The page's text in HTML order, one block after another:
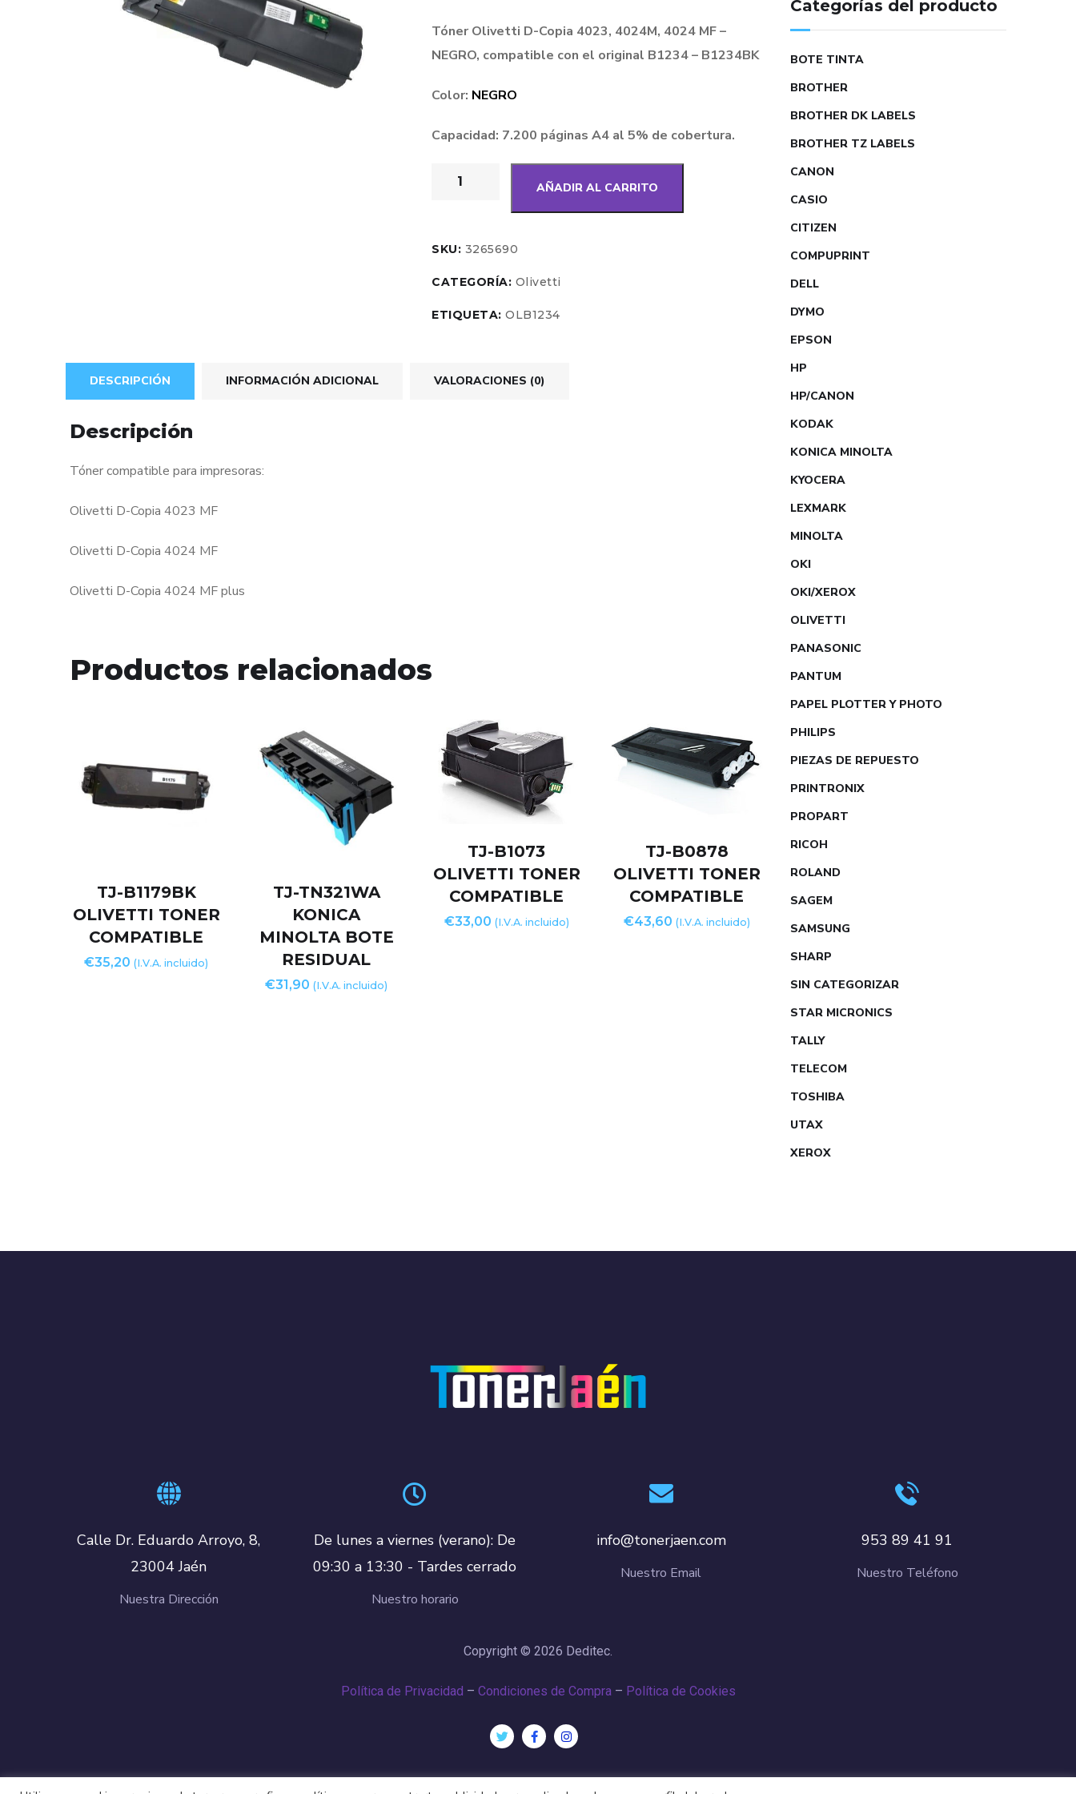
Tóner Olivetti D-Copia 4023, 4024M, 4024 MF –
NEGRO, compatible con el original B1234 – B1234BK
Color: NEGRO
Capacidad: 7.200 páginas A4 al 5% de cobertura.
AÑADIR AL CARRITO
SKU: 3265690
CATEGORÍA: Olivetti
ETIQUETA:OLB1234
DESCRIPCIÓN INFORMACIÓN ADICIONAL VALORACIONES (0)
Descripción
Tóner compatible para impresoras:
Olivetti D-Copia 4023 MF
Olivetti D-Copia 4024 MF
Olivetti D-Copia 4024 MF plus
Productos relacionados
TJ-B1179BK
OLIVETTI TONER
COMPATIBLE
€35,20 (I.V.A. incluido)
TJ-TN321WA
KONICA
MINOLTA BOTE
RESIDUAL
€31,90 (I.V.A. incluido)
TJ-B1073
OLIVETTI TONER
COMPATIBLE
€33,00 (I.V.A. incluido)
TJ-B0878
OLIVETTI TONER
COMPATIBLE
€43,60 (I.V.A. incluido)
Categorías del producto
BOTE TINTA
BROTHER
BROTHER DK LABELS
BROTHER TZ LABELS
CANON
CASIO
CITIZEN
COMPUPRINT
DELL
DYMO
EPSON
HP
HP/CANON
KODAK
KONICA MINOLTA
KYOCERA
LEXMARK
MINOLTA
OKI
OKI/XEROX
OLIVETTI
PANASONIC
PANTUM
PAPEL PLOTTER Y PHOTO
PHILIPS
PIEZAS DE REPUESTO
PRINTRONIX
PROPART
RICOH
ROLAND
SAGEM
SAMSUNG
SHARP
SIN CATEGORIZAR
STAR MICRONICS
TALLY
TELECOM
TOSHIBA
UTAX
XEROX
Calle Dr. Eduardo Arroyo, 8,
23004 Jaén
Nuestra Dirección
De lunes a viernes (verano): De
09:30 a 13:30 - Tardes cerrado
Nuestro horario
info@tonerjaen.com
Nuestro Email
953 89 41 91
Nuestro Teléfono
Copyright © 2026 Deditec.
Política de Privacidad – Condiciones de Compra– Política de Cookies